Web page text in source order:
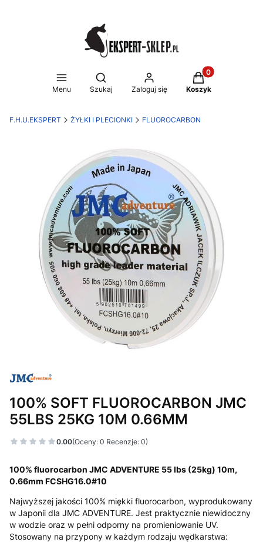
Menu
Otwórz wyszukiwarkę
Szukaj Zaloguj się
Produkty w
Koszyk
F.H.U.EKSPERT ŻYŁKI I PLECIONKI FLUOROCARBON
100% SOFT FLUOROCARBON JMC
55LBS 25KG 10M 0.66MM
0.00(Oceny: 0 Recenzje: 0)
100% fluorocarbon JMC ADVENTURE 55 lbs (25kg) 10m,
0.66mm FCSHG16.0#10
Najwyższej jakości 100% miękki fluorocarbon, wyprodukowany
w Japonii dla JMC ADVENTURE. Jest praktycznie niewidoczny
w wodzie oraz w pełni odporny na promieniowanie UV.
Stosowany na przypony w każdym rodzaju wędkarstwa: